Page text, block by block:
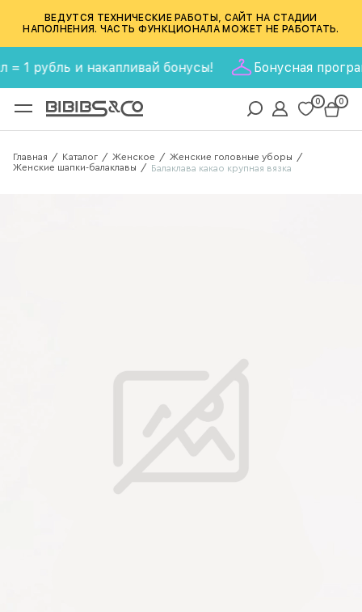
ВЕДУТСЯ ТЕХНИЧЕСКИЕ РАБОТЫ, САЙТ НА СТАДИИ
НАПОЛНЕНИЯ. ЧАСТЬ ФУНКЦИОНАЛА МОЖЕТ НЕ РАБОТАТЬ.
и накапливай бонусы! Бонусная
0 0
Главная / Каталог / Женское / Женские головные уборы /
Женские шапки-балаклавы / Балаклава какао крупная вязка